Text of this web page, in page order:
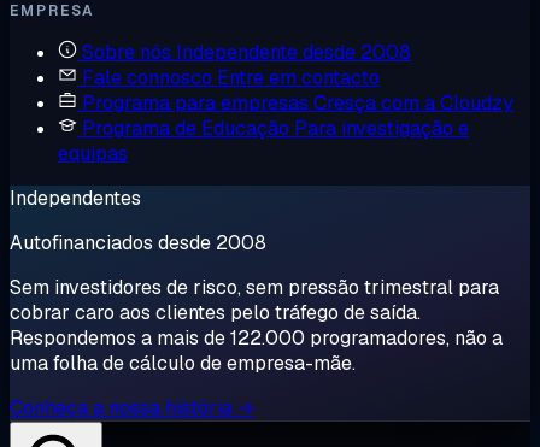
EMPRESA
Sobre nós Independente desde 2008
Fale connosco Entre em contacto
Programa para empresas Cresça com a Cloudzy
Programa de Educação Para investigação e
equipas
Independentes
Autofinanciados desde 2008
Sem investidores de risco, sem pressão trimestral para
cobrar caro aos clientes pelo tráfego de saída.
Respondemos a mais de 122.000 programadores, não a
uma folha de cálculo de empresa-mãe.
Conheça a nossa história →